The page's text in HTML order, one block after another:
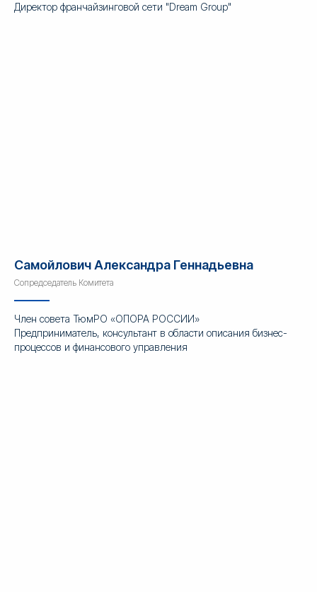
Директор франчайзинговой сети "Dream Group"
Самойлович Александра Геннадьевна
Сопредседатель Комитета
Член совета ТюмРО «ОПОРА РОССИИ»
Предприниматель, консультант в области описания бизнес-
процессов и финансового управления